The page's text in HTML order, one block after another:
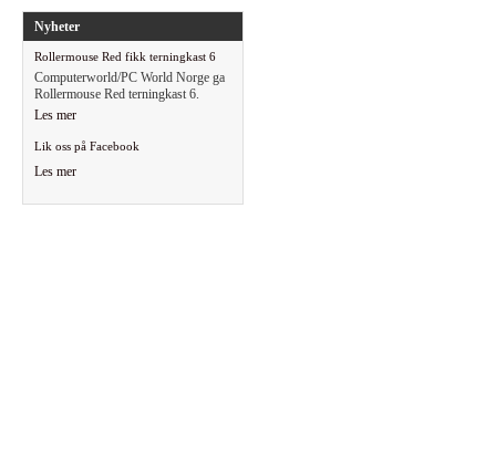
Nyheter
Rollermouse Red fikk terningkast 6
Computerworld/PC World Norge ga
Rollermouse Red terningkast 6.
Les mer
Lik oss på Facebook
Les mer